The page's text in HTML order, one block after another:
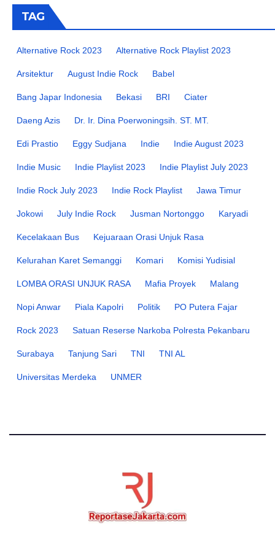
TAG
Alternative Rock 2023 Alternative Rock Playlist 2023
Arsitektur August Indie Rock Babel
Bang Japar Indonesia Bekasi BRI Ciater
Daeng Azis Dr. Ir. Dina Poerwoningsih. ST. MT.
Edi Prastio Eggy Sudjana Indie Indie August 2023
Indie Music Indie Playlist 2023 Indie Playlist July 2023
Indie Rock July 2023 Indie Rock Playlist Jawa Timur
Jokowi July Indie Rock Jusman Nortonggo Karyadi
Kecelakaan Bus Kejuaraan Orasi Unjuk Rasa
Kelurahan Karet Semanggi Komari Komisi Yudisial
LOMBA ORASI UNJUK RASA Mafia Proyek Malang
Nopi Anwar Piala Kapolri Politik PO Putera Fajar
Rock 2023 Satuan Reserse Narkoba Polresta Pekanbaru
Surabaya Tanjung Sari TNI TNI AL
Universitas Merdeka UNMER